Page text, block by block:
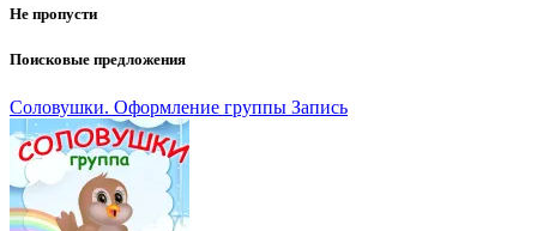
Не пропусти
Поисковые предложения
Соловушки. Оформление группы Запись